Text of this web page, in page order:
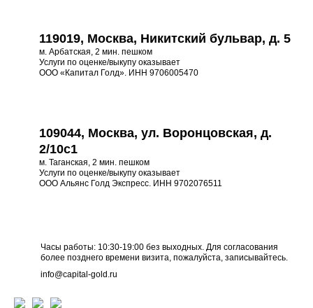
119019, Москва, Никитский бульвар, д. 5
м. Арбатская, 2 мин. пешком
Услуги по оценке/выкупу оказывает
ООО «Капитал Голд». ИНН 9706005470
109044, Москва, ул. Воронцовская, д.
2/10с1
м. Таганская, 2 мин. пешком
Услуги по оценке/выкупу оказывает
ООО Альянс Голд Экспресс. ИНН 9702076511
Часы работы: 10:30-19:00 без выходных. Для согласования
более позднего времени визита, пожалуйста, записывайтесь.
info@capital-gold.ru